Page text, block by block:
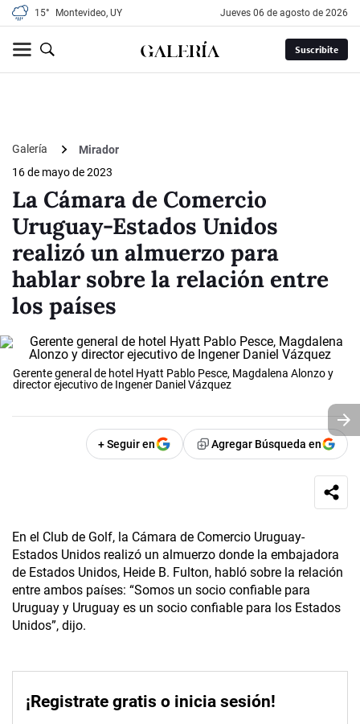
15° Montevideo, UY jueves 06 de agosto de 2026
Suscribite
Galería
Mirador
16 de mayo de 2023
La Cámara de Comercio
Uruguay-Estados Unidos
realizó un almuerzo para
hablar sobre la relación entre
los países
Gerente general de hotel Hyatt Pablo Pesce, Magdalena Alonzo y
director ejecutivo de Ingener Daniel Vázquez
+ Seguir en Agregar Búsqueda en
En el Club de Golf, la Cámara de Comercio Uruguay-
Estados Unidos realizó un almuerzo donde la embajadora
de Estados Unidos, Heide B. Fulton, habló sobre la relación
entre ambos países: “Somos un socio confiable para
Uruguay y Uruguay es un socio confiable para los Estados
Unidos”, dijo.
¡Registrate gratis o inicia sesión!